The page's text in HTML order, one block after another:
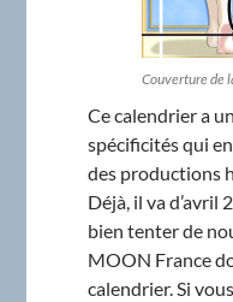
Couverture de
Ce calendrier a
spécificités qui
des productions
Déjà, il va d’avril
bien tenter de
MOON France
calendrier. Si